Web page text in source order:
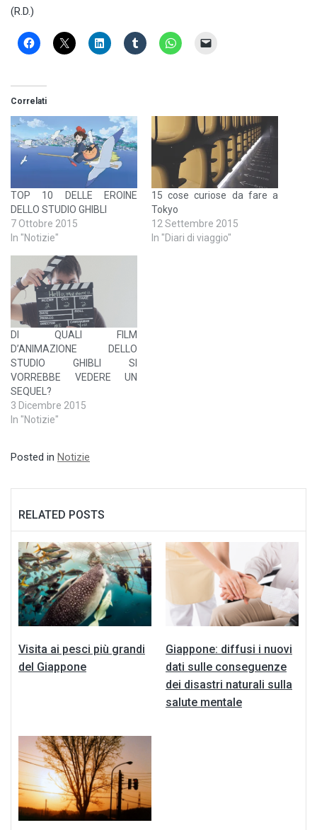
(R.D.)
Correlati
TOP 10 DELLE EROINE
DELLO STUDIO GHIBLI
7 Ottobre 2015
In "Notizie"
15 cose curiose da fare a
Tokyo
12 Settembre 2015
In "Diari di viaggio"
DI QUALI FILM
D’ANIMAZIONE DELLO
STUDIO GHIBLI SI
VORREBBE VEDERE UN
SEQUEL?
3 Dicembre 2015
In "Notizie"
Posted in Notizie
RELATED POSTS
Visita ai pesci più grandi
del Giappone
Giappone: diffusi i nuovi
dati sulle conseguenze
dei disastri naturali sulla
salute mentale